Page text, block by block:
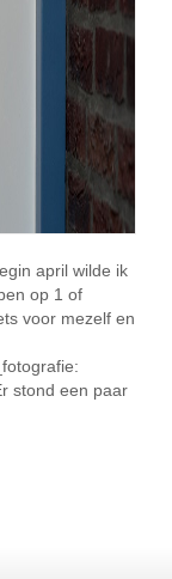
april wilde ik
op 1 of
voor mezelf en
stond een paar